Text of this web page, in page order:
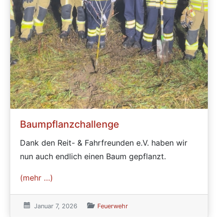
Baumpflanzchallenge
Dank den Reit- & Fahrfreunden e.V. haben wir
nun auch endlich einen Baum gepflanzt.
(mehr …)
Veröffentlicht am:
Januar 7, 2026 Veröffentlicht in den Kategorien
Feuerwehr